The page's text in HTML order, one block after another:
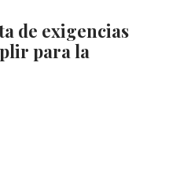
de exigencias
para la